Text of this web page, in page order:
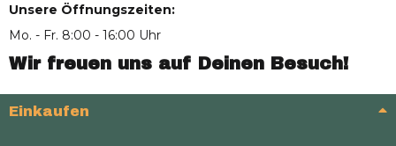
Unsere Öffnungszeiten:
Mo. - Fr. 8:00 - 16:00 Uhr
Wir freuen uns auf Deinen Besuch!
Einkaufen